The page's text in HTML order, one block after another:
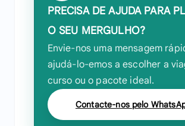
PRECISA DE AJUDA PARA
O SEU MERGULHO?
Envie-nos uma mensagem
ajudá-lo-emos a escolher a
curso ou o pacote ideal.
Contacte-nos pelo